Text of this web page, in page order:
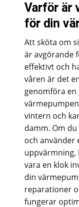
Varför är
för din
Att sköta om
är avgörande
effektivt och
våren är det
genomföra en
vintern och
damm. Om
och använder
uppvärmning,
vara en klok
din
reparationer
fungerar